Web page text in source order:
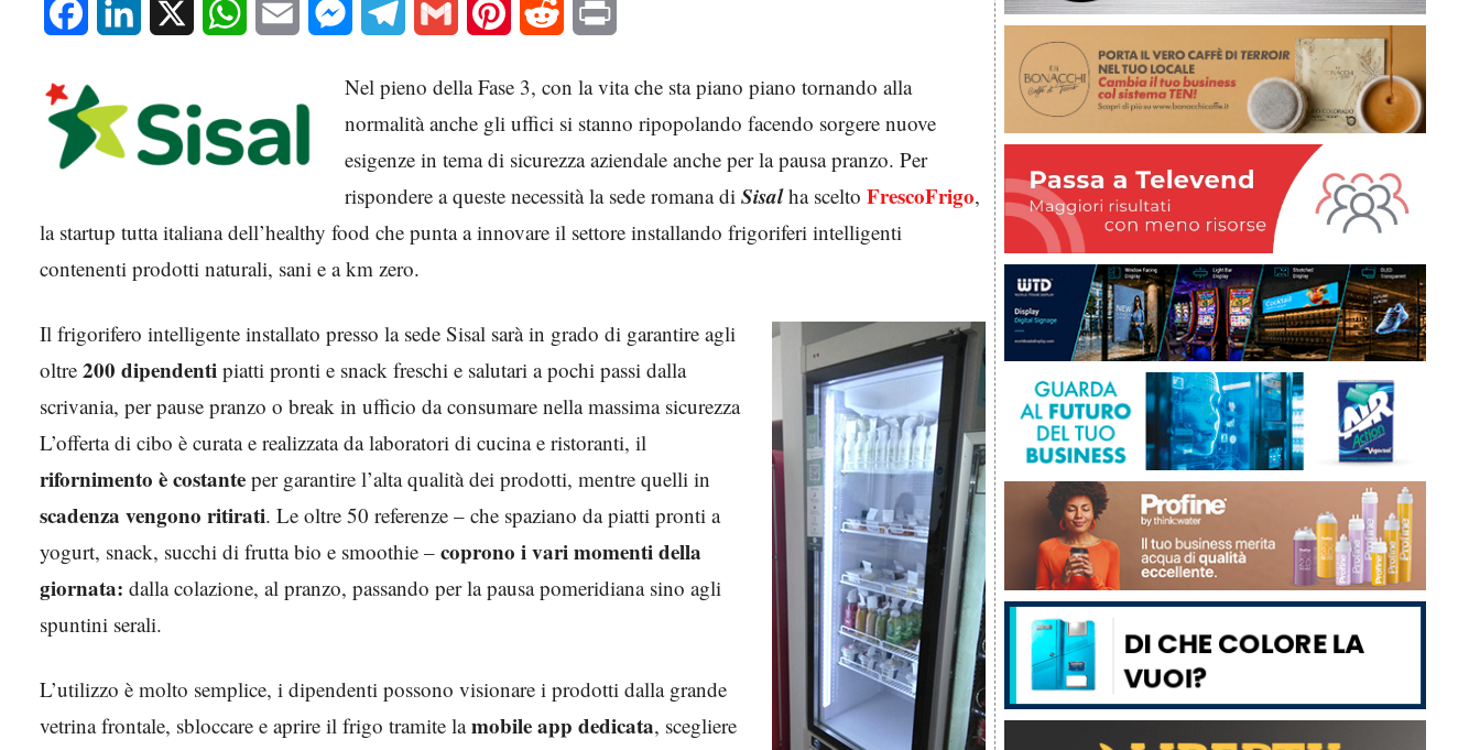
Facebook LinkedIn WhatsAppEmail MessengerTelegram Gmail Pinterest Reddit
Nel pieno della Fase 3, con la vita che sta piano piano tornando alla
normalità anche gli uffici si stanno ripopolando facendo sorgere nuove
esigenze in tema di sicurezza aziendale anche per la pausa pranzo. Per
rispondere a queste necessità la sede romana di Sisalha scelto FrescoFrigo,
la startup tutta italiana dell’healthy food che punta a innovare il settore installando frigoriferi intelligenti
contenenti prodotti naturali, sani e a km zero.
Il frigorifero intelligente installato presso la sede Sisal sarà in grado di garantire agli
oltre 200 dipendenti piatti pronti e snack freschi e salutari a pochi passi dalla
scrivania, per pause pranzo o break in ufficio da consumare nella massima sicurezza
L’offerta di cibo è curata e realizzata da laboratori di cucina e ristoranti, il
rifornimento è costante per garantire l’alta qualità dei prodotti, mentre quelli in
scadenza vengono ritirati. Le oltre 50 referenze – che spaziano da piatti pronti a
yogurt, snack, succhi di frutta bio e smoothie – coprono i vari momenti della
giornata: dalla colazione, al pranzo, passando per la pausa pomeridiana sino agli
spuntini serali.
L’utilizzo è molto semplice, i dipendenti possono visionare i prodotti dalla grande
vetrina frontale, sbloccare e aprire il frigo tramite lamobile app dedicata, scegliere